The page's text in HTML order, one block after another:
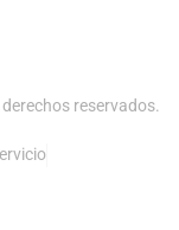
reservados.